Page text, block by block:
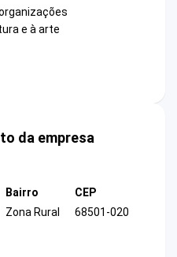
e à arte
da empresa
Bairro
Zona Rural
CEP
68501-020